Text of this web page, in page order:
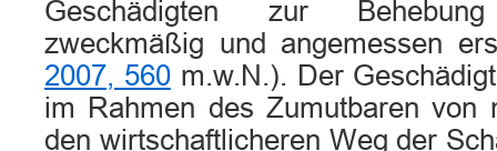
Geschädigten zur
zweckmäßig und angemessen
2007, 560m.w.N.). Der
im Rahmen des Zumutbaren von
den wirtschaftlicheren Weg der